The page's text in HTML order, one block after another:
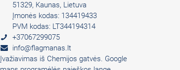
51329, Kaunas, Lietuva
Įmonės kodas: 134419433
PVM kodas: LT344194314
+37067299075
info@flagmanas.lt
Įvažiavimas iš Chemijos gatvės. Google